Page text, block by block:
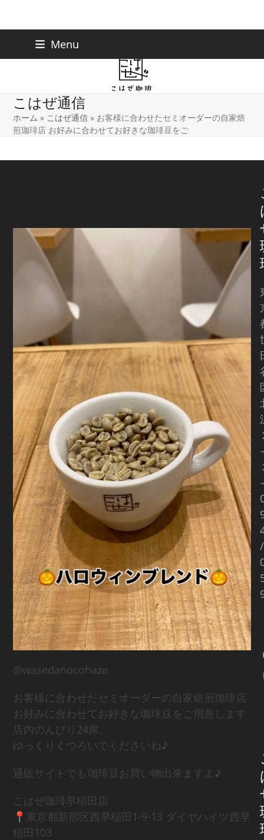
Menu
こはぜ通信
ホーム » こはぜ通信 » お客様に合わせたセミオーダーの自家焙
煎珈琲店 お好みに合わせてお好きな珈琲豆をご
@wasedanocohaze
お客様に合わせたセミオーダーの自家焙煎珈琲店
お好みに合わせてお好きな珈琲豆をご用意します
店内のんびり24席。
ゆっくりくつろいでくださいね♪
通販サイトでも珈琲豆お買い物出来ますよ♪
こはぜ珈琲早稲田店
📍東京都新宿区西早稲田1-9-13 ダイヤハイツ西早
稲田103
/